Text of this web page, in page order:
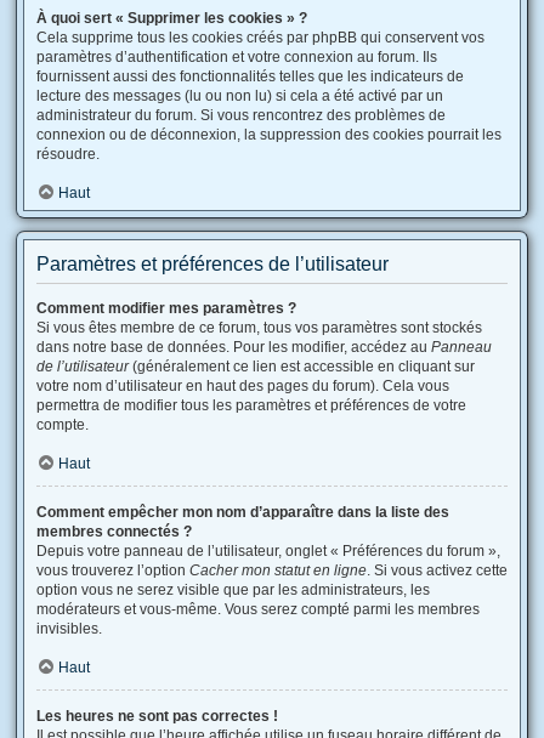
À quoi sert « Supprimer les cookies » ?
Cela supprime tous les cookies créés par phpBB qui conservent vos
paramètres d’authentification et votre connexion au forum. Ils
fournissent aussi des fonctionnalités telles que les indicateurs de
lecture des messages (lu ou non lu) si cela a été activé par un
administrateur du forum. Si vous rencontrez des problèmes de
connexion ou de déconnexion, la suppression des cookies pourrait les
résoudre.
Haut
Paramètres et préférences de l’utilisateur
Comment modifier mes paramètres ?
Si vous êtes membre de ce forum, tous vos paramètres sont stockés
dans notre base de données. Pour les modifier, accédez au Panneau
de l’utilisateur(généralement ce lien est accessible en cliquant sur
votre nom d’utilisateur en haut des pages du forum). Cela vous
permettra de modifier tous les paramètres et préférences de votre
compte.
Haut
Comment empêcher mon nom d’apparaître dans la liste des
membres connectés ?
Depuis votre panneau de l’utilisateur, onglet « Préférences du forum »,
vous trouverez l’option Cacher mon statut en ligne. Si vous activez cette
option vous ne serez visible que par les administrateurs, les
modérateurs et vous-même. Vous serez compté parmi les membres
invisibles.
Haut
Les heures ne sont pas correctes !